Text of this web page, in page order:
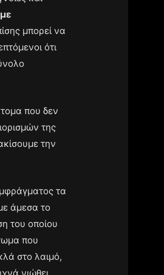
μπορεί να
ότι
που δεν
της
την
τα
άμεσα το
του οποίου
που
στο λαιμό,